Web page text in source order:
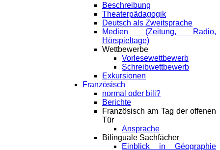
Beschreibung
Theaterpädagogik
Deutsch als Zweitsprache
Medien (Zeitung, Radio,
Hörspieltage)
Wettbewerbe
Vorlesewettbewerb
Schreibwettbewerb
Exkursionen
Französisch
normal oder bili?
Berichte
Französisch am Tag der offenen
Tür
Ansprache
Bilinguale Sachfächer
Einblick in Géographie